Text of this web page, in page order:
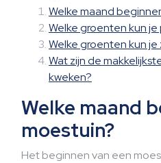
Welke maand
Welke groenten kun je
Welke groenten kun je
Wat zijn de
kweken?
Welke maand
moestuin?
Het beginnen van een